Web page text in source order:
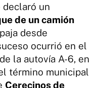
declaró un
de un camión
desde
ocurrió en el
la autovía A-6, en
término municipal
Cerecinos de